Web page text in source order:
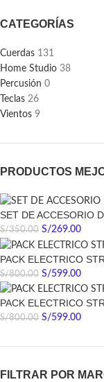
CATEGORÍAS
Cuerdas 131
Home Studio 38
Percusión 0
Teclas 26
Vientos 9
PRODUCTOS
SET DE ACCESORIO
S/350.00 S/269.00
PACK ELECTRICO
S/800.00 S/599.00
PACK ELECTRICO
S/800.00 S/599.00
FILTRAR POR